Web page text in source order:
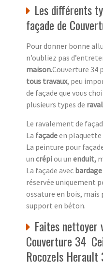
Les différents
façade de
Pour donner bonne
n’oubliez pas
maison.Couverture 34
tous travaux, peu
de façade que vous
plusieurs types de
Le ravalement de
La façadeen plaquette
La peinture pour
un crépiou un enduit,
La façade avec bardage
réservée uniquement
ossature en bois, mais
support en béton.
Faites nettoyer
Couverture 34
Rocozels Herault